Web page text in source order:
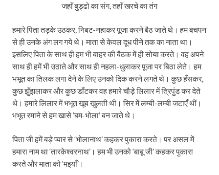
जहाँ बुड्ढो का संग, तहाँ खरचे का तंग
हमारे पिता तड़के उठकर, निबट-नहाकर पूजा करने बैठ जाते थे। हम बचपन
से ही उनके अंग लग गये थे। माता से केवल दूध पीने तक का नाता था।
इसलिए पिता के साथ ही हम भी बाहर की बैठक में ही सोया करते। वह अपने
साथ ही हमें भी उठाते और साथ ही नहला-धुलाकर पूजा पर बिठा लेते। हम
भभूत का तिलक लगा देने के लिए उनको दिक करने लगते थे। कुछ हँसकर,
कुछ झुँझलाकर और कुछ डाँटकर वह हमारे चौड़े लिलार में त्रिपुंड कर देते
थे। हमारे लिलार में भभूत खूब खुलती थी। सिर में लम्बी-लम्बी जटाएँ थीं।
भभूत रमाने से हम खासे ‘बम-भोला’ बन जाते थे।
पिता जी हमें बड़े प्यार से ‘भोलानाथ’ कहकर पुकारा करते। पर असल में
हमारा नाम था ‘तारकेश्वरनाथ’। हम भी उनको ‘बाबू जी’ कहकर पुकारा
करते और माता को ‘मइयाँ’।